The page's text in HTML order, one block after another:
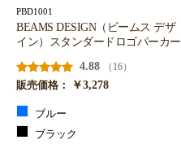
PBD1001
BEAMS DESIGN（ビームス デザ
イン）スタンダードロゴパーカー
4.88
（16）
販売価格：
￥3,278
ブルー
ブラック